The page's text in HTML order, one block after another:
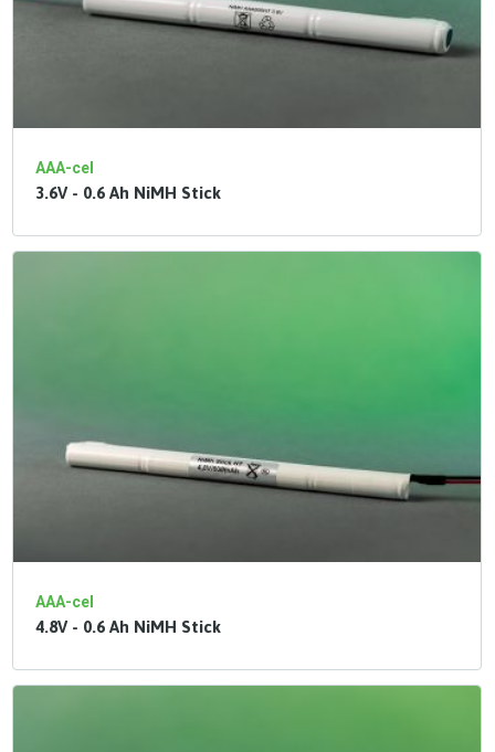
AAA-cel
3.6V - 0.6 Ah NiMH Stick
AAA-cel
4.8V - 0.6 Ah NiMH Stick